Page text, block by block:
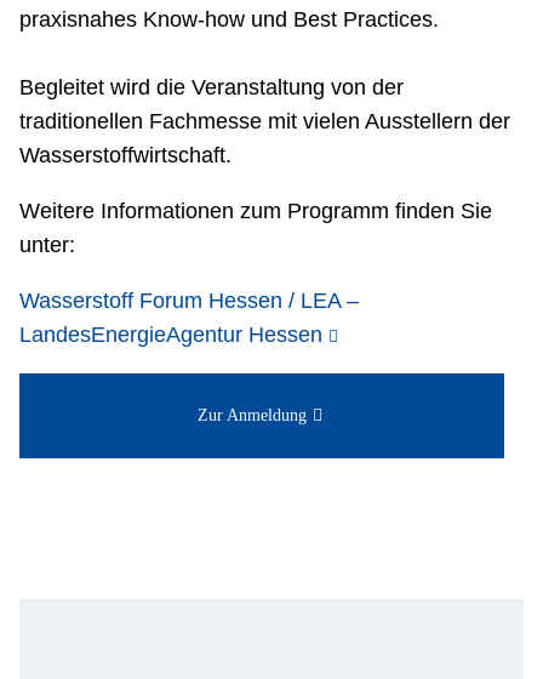
praxisnahes Know-how und Best Practices.
Begleitet wird die Veranstaltung von der
traditionellen Fachmesse mit vielen Ausstellern der
Wasserstoffwirtschaft.
Weitere Informationen zum Programm finden Sie
unter:
Wasserstoff Forum Hessen / LEA –
LandesEnergieAgentur Hessen
Zur Anmeldung